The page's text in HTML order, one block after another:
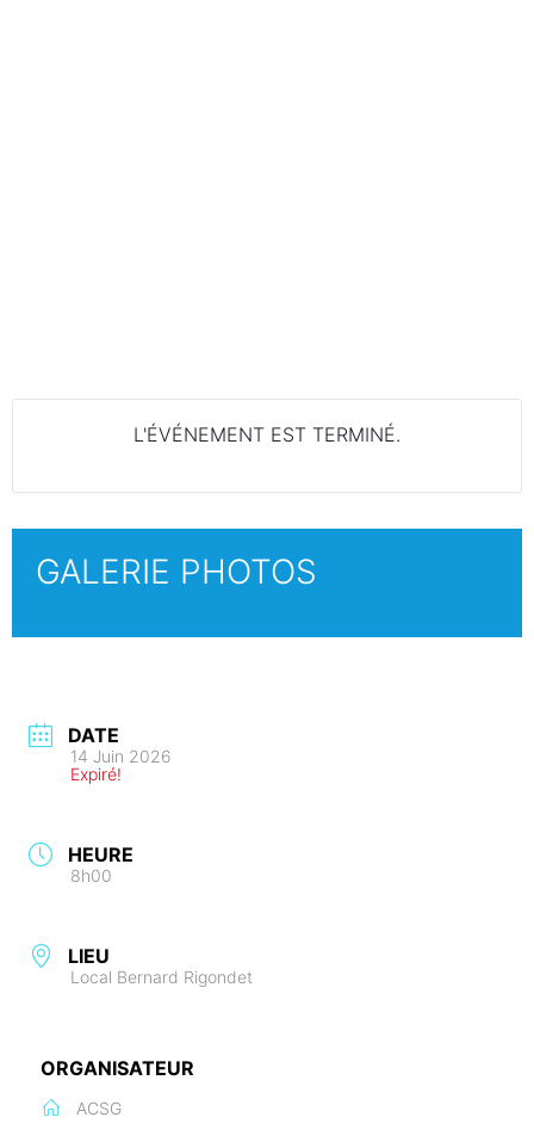
L'ÉVÉNEMENT EST TERMINÉ.
GALERIE PHOTOS
DATE
14 Juin 2026
Expiré!
HEURE
8h00
LIEU
Local Bernard Rigondet
ORGANISATEUR
ACSG